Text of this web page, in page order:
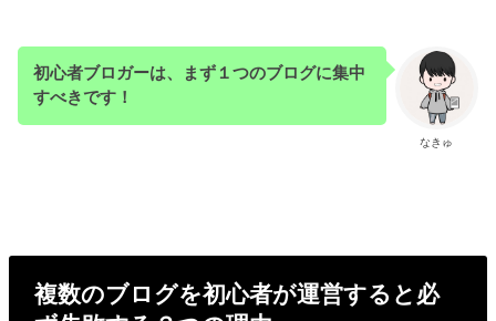
なきゅ
初心者ブロガーは、まず１つのブログに集中
すべきです！
複数のブログを初心者が運営すると必